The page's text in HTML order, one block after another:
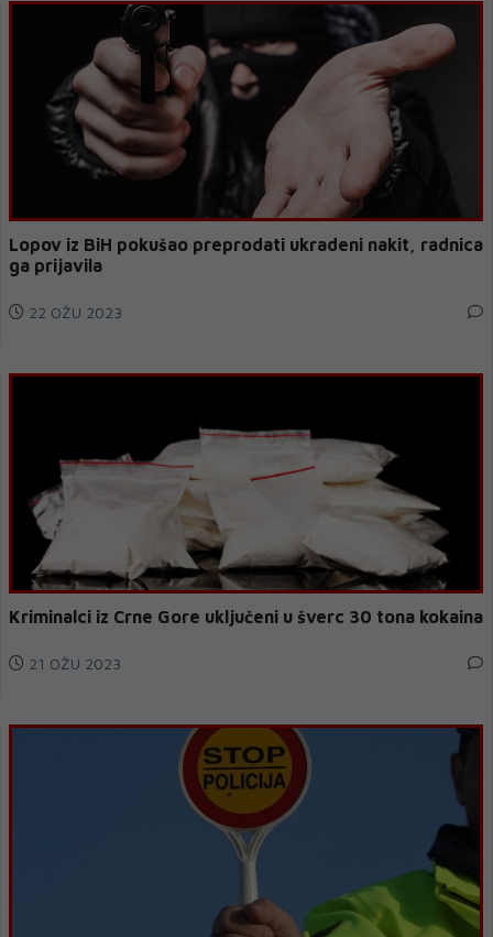
Lopov iz BiH pokušao preprodati ukradeni nakit, radnica
ga prijavila
22 OŽU 2023
Kriminalci iz Crne Gore uključeni u šverc 30 tona kokaina
21 OŽU 2023